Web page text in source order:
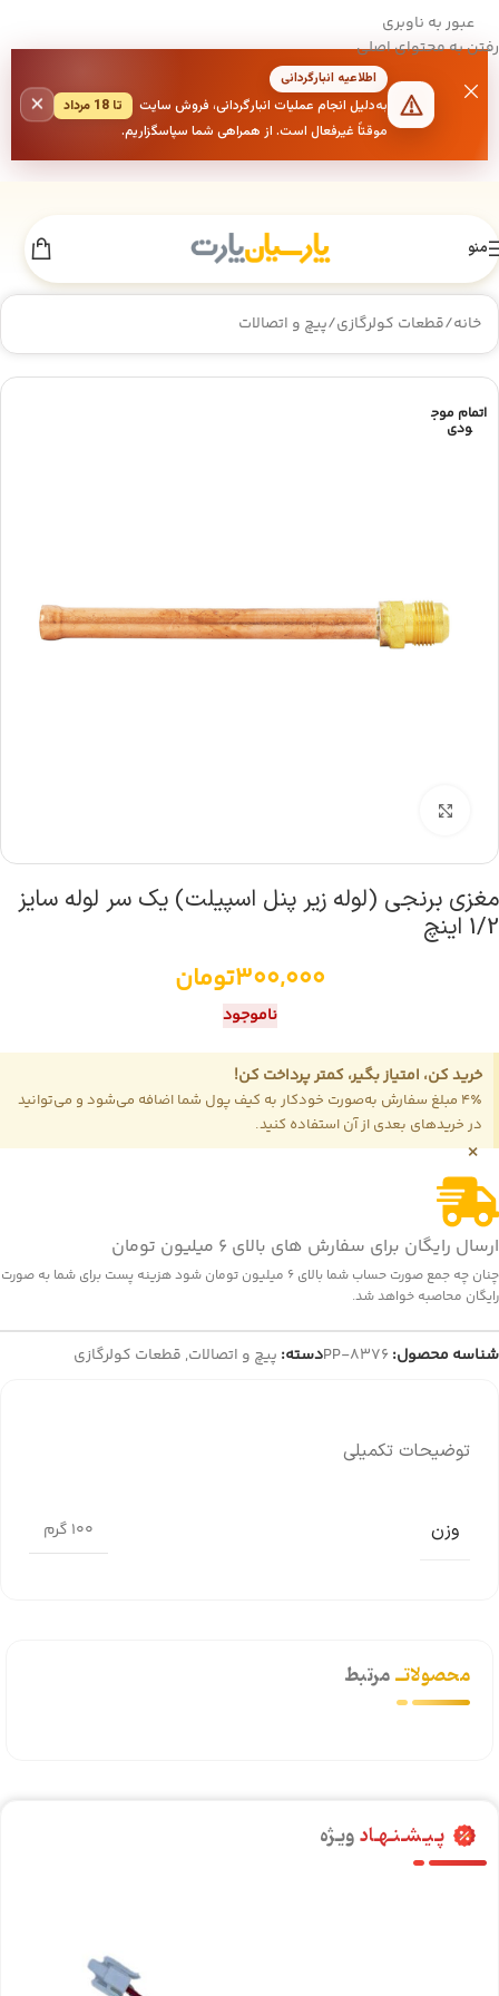
عبور به ناوبری
رفتن به محتوای اصلی
اطلاعیه انبارگردانی
به‌دلیل انجام عملیات انبارگردانی، فروش سایت
تا 18 مرداد
موقتاً غیرفعال است. از همراهی شما سپاسگزاریم.
×
منو
خانه/قطعات کولرگازی/پیچ و اتصالات
اتمام موج
ودی
مغزی برنجی (لوله زیر پنل اسپیلت) یک سر لوله سایز
1/2 اینچ
300,000تومان
ناموجود
خرید کن، امتیاز بگیر، کمتر پرداخت کن!
4٪ مبلغ سفارش به‌صورت خودکار به کیف پول شما اضافه می‌شود و می‌توانید
در خریدهای بعدی از آن استفاده کنید.
×
ارسال رایگان برای سفارش های بالای 6 میلیون تومان
چنان چه جمع صورت حساب شما بالای 6 میلیون تومان شود هزینه پست برای شما به صورت
رایگان محاصبه خواهد شد.
شناسه محصول: PP-8376دسته: پیچ و اتصالات, قطعات کولرگازی
توضیحات تکمیلی
وزن 100 گرم
محصولاتــمرتبط
پـیـشـنـهـادویـژه